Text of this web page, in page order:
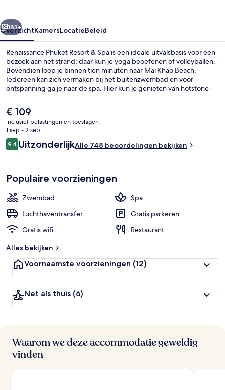
Volgende
183+
OverzichtKamersLocatieBeleid
Renaissance Phuket Resort & Spa is een ideale uitvalsbasis voor een
bezoek aan het strand; daar kun je yoga beoefenen of volleyballen.
Bovendien loop je binnen tien minuten naar Mai Khao Beach.
Iedereen kan zich vermaken bij het buitenzwembad en voor
ontspanning ga je naar de spa. Hier kun je genieten van hotstone-
van de 3 restaurants, serveert Thaise gerechten en is geopend voor
de lunch en het diner. Dit resort in luxe stijl biedt ook een bar aan
het zwembad, een healthclub en een fitnesscentrum. Andere
reizigers zijn heel enthousiast over het behulpzame personeel.
De
huidige
prijs
is
€ 109
€ 109
inclusief belastingen en toeslagen
1 sep - 2 sep
Beoordelingen
9,49,4 op 10 –
UitzonderlijkAlle 748 beoordelingen bekijken
Populaire voorzieningen
Zwembad
Spa
Luchthaventransfer
Gratis parkeren
Gratis wifi
Restaurant
Alles bekijken
Voornaamste voorzieningen (12)
Net als thuis (6)
Waarom we deze accommodatie geweldig
vinden